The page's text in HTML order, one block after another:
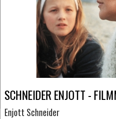
SCHNEIDER ENJOTT -
Enjott Schneider